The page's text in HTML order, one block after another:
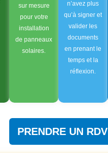
sur mesure
pour votre
installation
de panneaux
solaires.
n’avez plus
qu’à signer et
valider les
documents
en prenant le
temps et la
réflexion.
PRENDRE UN RDV